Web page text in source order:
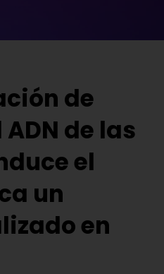
de
de las
el
un
en